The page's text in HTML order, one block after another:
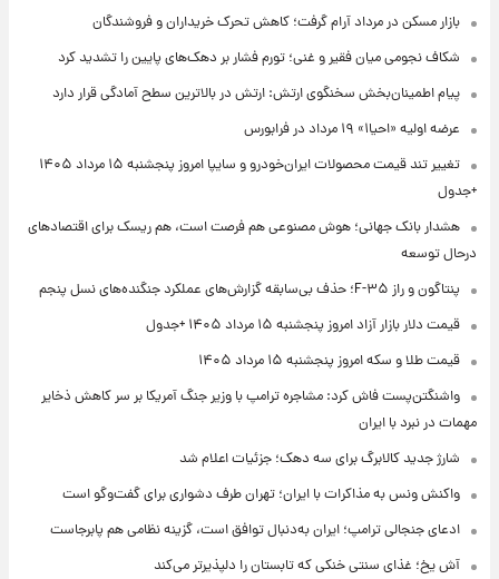
بازار مسکن در مرداد آرام گرفت؛ کاهش تحرک خریداران و فروشندگان
شکاف نجومی میان فقیر و غنی؛ تورم فشار بر دهک‌های پایین را تشدید کرد
پیام اطمینان‌بخش سخنگوی ارتش: ارتش در بالاترین سطح آمادگی قرار دارد
عرضه اولیه «احیا۱» ۱۹ مرداد در فرابورس
تغییر تند قیمت محصولات ایران‌خودرو و سایپا امروز پنجشنبه ۱۵ مرداد ۱۴۰۵
+جدول
هشدار بانک جهانی؛ هوش مصنوعی هم فرصت است، هم ریسک برای اقتصادهای
درحال توسعه
پنتاگون و راز F-۳۵؛ حذف بی‌سابقه گزارش‌های عملکرد جنگنده‌های نسل پنجم
قیمت دلار بازار آزاد امروز پنجشنبه ۱۵ مرداد ۱۴۰۵ +جدول
قیمت طلا و سکه امروز پنجشنبه ۱۵ مرداد ۱۴۰۵
واشنگتن‌پست فاش کرد: مشاجره ترامپ با وزیر جنگ آمریکا بر سر کاهش ذخایر
مهمات در نبرد با ایران
شارژ جدید کالابرگ برای سه دهک؛ جزئیات اعلام شد
واکنش ونس به مذاکرات با ایران؛ تهران طرف دشواری برای گفت‌وگو است
ادعای جنجالی ترامپ؛ ایران به‌دنبال توافق است، گزینه نظامی هم پابرجاست
آش یخ؛ غذای سنتی خنکی که تابستان را دلپذیرتر می‌کند